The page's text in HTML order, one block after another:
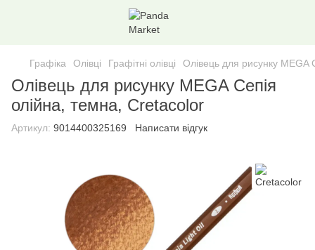
Графіка Олівці Графітні олівці Олівець для рисунку MEGA
Олівець для рисунку MEGA Сепія
олійна, темна, Cretacolor
Артикул: 9014400325169 Написати відгук